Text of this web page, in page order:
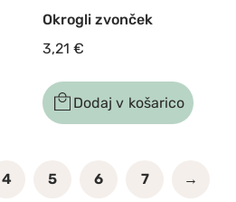
Okrogli zvonček
3,21€
Dodaj v košarico
4 5 6 7 →